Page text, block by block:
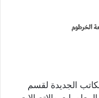
الخرطوم
الجديدة لقسم